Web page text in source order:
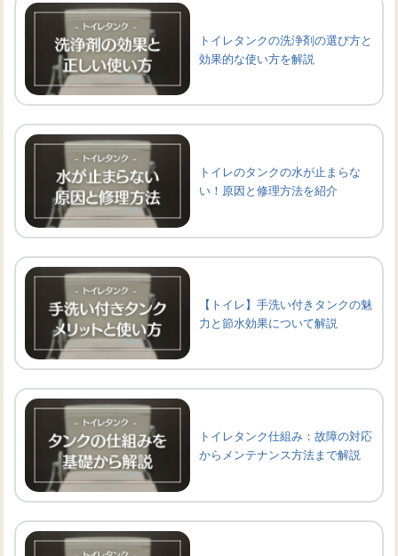
トイレタンクの洗浄剤の選び方と
効果的な使い方を解説
トイレのタンクの水が止まらな
い！原因と修理方法を紹介
【トイレ】手洗い付きタンクの魅
力と節水効果について解説
トイレタンク仕組み：故障の対応
からメンテナンス方法まで解説